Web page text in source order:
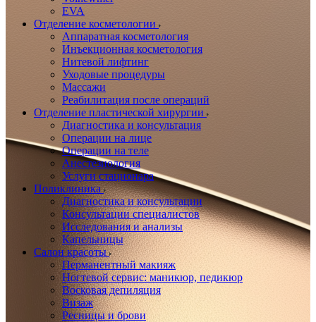
EVA
Отделение косметологии
Аппаратная косметология
Инъекционная косметология
Нитевой лифтинг
Уходовые процедуры
Массажи
Реабилитация после операций
Отделение пластической хирургии
Диагностика и консультация
Операции на лице
Операции на теле
Анестезиология
Услуги стационара
Поликлиника
Диагностика и консультации
Консультации специалистов
Исследования и анализы
Капельницы
Салон красоты
Перманентный макияж
Ногтевой сервис: маникюр, педикюр
Восковая депиляция
Визаж
Ресницы и брови